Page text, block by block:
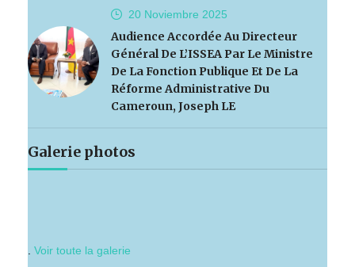
20 Noviembre 2025
Audience Accordée Au Directeur
Général De L’ISSEA Par Le Ministre
De La Fonction Publique Et De La
Réforme Administrative Du
Cameroun, Joseph LE
Galerie photos
Voir toute la galerie